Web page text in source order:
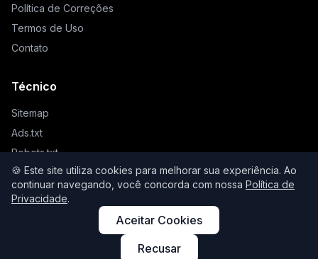
🍪 Este site utiliza cookies para melhorar sua experiência. Ao
continuar navegando, você concorda com nossa Política de
Privacidade.
Aceitar Cookies
Recusar
Política de Correções
Termos de Uso
Contato
Técnico
Sitemap
Ads.txt
Robots.txt
Llms.txt
© 2026 Higienista. Todos os direitos reservados.